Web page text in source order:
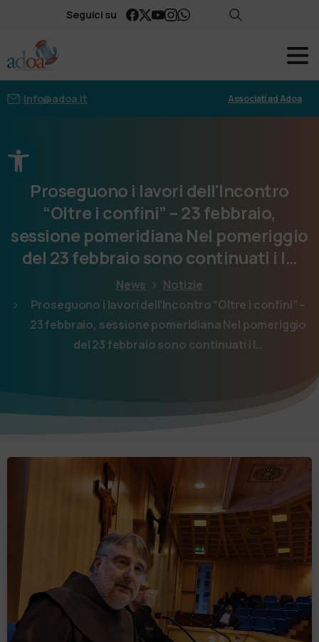
Apri la barra degli strumenti
Seguici su
info@adoa.it Associati ad Adoa
Proseguono i lavori dell'Incontro
“Oltre i confini” –23febbraio,
sessione pomeridiana Nel pomeriggio
del 23febbraiosonocontinuati i l…
News
Notizie
Proseguono i lavori dell’Incontro “Oltre i confini” –
23 febbraio, sessione pomeridiana Nel pomeriggio
del 23 febbraio sono continuati i l…